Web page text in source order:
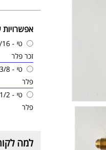
אפשרויות
זכר פלר
פלר
פלר
למה